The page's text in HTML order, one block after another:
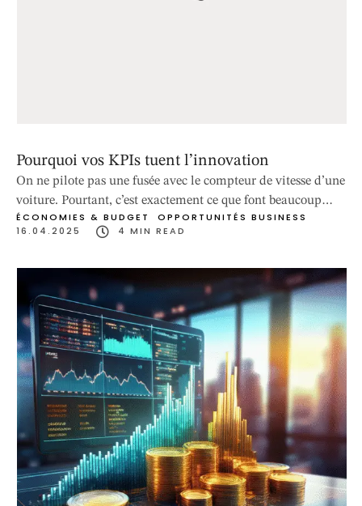
ÉCONOMIES & BUDGET
OPPORTUNITÉS BUSINESS
16.04.2025
4 MIN READ
Pourquoi vos KPIs tuent l’innovation
On ne pilote pas une fusée avec le compteur de vitesse d’une
voiture. Pourtant, c’est exactement ce que font beaucoup
d’entreprises quand elles évaluent leurs produits
uniquement à travers des KPIs. Les chiffres rassurent : ils
derrière cette précision apparente se cache un danger
silencieux : …